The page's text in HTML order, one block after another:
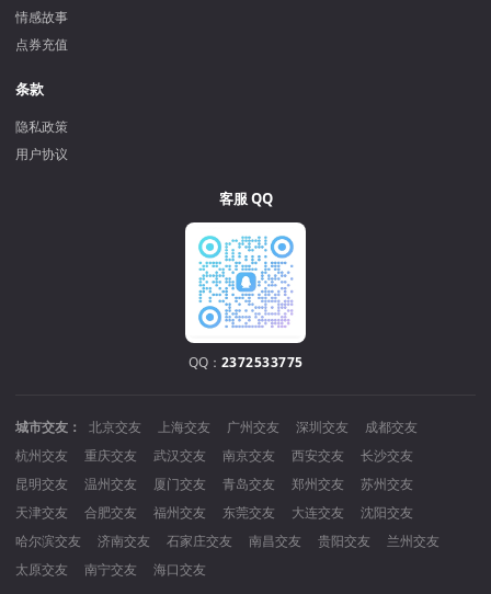
情感故事
点券充值
条款
隐私政策
用户协议
客服 QQ
QQ： 2372533775
城市交友： 北京交友 上海交友 广州交友 深圳交友
成都交友
杭州交友
重庆交友 武汉交友 南京交友 西安交友
长沙交友
昆明交友
温州交友 厦门交友 青岛交友 郑州交友
苏州交友
天津交友
合肥交友 福州交友 东莞交友 大连交友
沈阳交友
哈尔滨交友
济南交友 石家庄交友 南昌交友 贵阳交友
兰州交友
太原交友
南宁交友 海口交友